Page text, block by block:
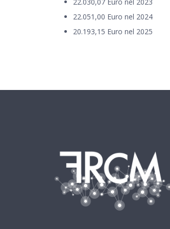
22.051,00 Euro nel 2024
20.193,15 Euro nel 2025